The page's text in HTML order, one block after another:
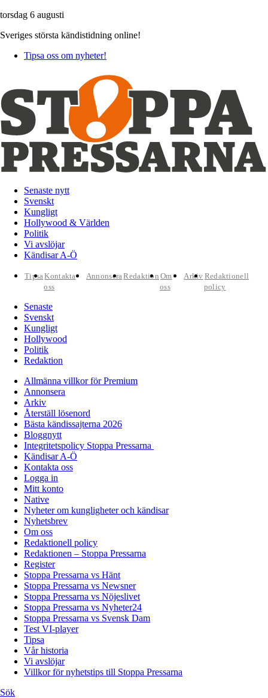
torsdag 6 augusti
Sveriges största kändistidning online!
Tipsa oss om nyheter!
Senaste nytt
Svenskt
Kungligt
Hollywood & Världen
Politik
Vi avslöjar
Kändisar A-Ö
TipsaKontakta
oss
AnnonseraRedaktion Om
oss
Arkiv Redaktionell
policy
Senaste
Svenskt
Kungligt
Hollywood
Politik
Redaktion
Allmänna villkor för Premium
Annonsera
Arkiv
Återställ lösenord
Bästa kändissajterna 2026
Bloggnytt
Integritetspolicy Stoppa Pressarna
Kändisar A-Ö
Kontakta oss
Logga in
Mitt konto
Native
Nyheter om kungligheter och kändisar
Nyhetsbrev
Om oss
Redaktionell policy
Redaktionen – Stoppa Pressarna
Register
Stoppa Pressarna vs Hänt
Stoppa Pressarna vs Newsner
Stoppa Pressarna vs Nöjeslivet
Stoppa Pressarna vs Nyheter24
Stoppa Pressarna vs Svensk Dam
Test VI-player
Tipsa
Vår historia
Vi avslöjar
Villkor för nyhetstips till Stoppa Pressarna
Sök